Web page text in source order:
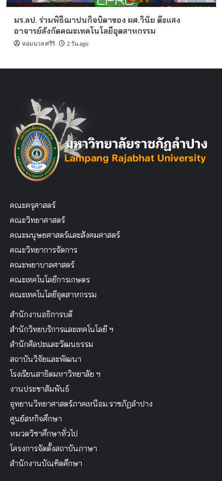
มร.ลป. ร่วมพิธีฌาปนกิจบิดาของ ผศ.วินัย ต๊ะแสง
อาจารย์สังกัดคณะเทคโนโลยีอุตสาหกรรม
หอมนวล ศรีริ 2 วัน ago
คณะครุศาสตร์
คณะวิทยาศาสตร์
คณะมนุษยศาสตร์และสังคมศาสตร์
คณะวิทยาการจัดการ
คณะพยาบาลศาสตร์
คณะเทคโนโลยีการเกษตร
คณะเทคโนโลยีอุตสาหกรรม
สำนักงานอธิการบดี
สำนักวิทยบริการและเทคโนโลยี ฯ
สำนักศิลปะและวัฒนธรรม
สถาบันวิจัยและพัฒนา
โรงเรียนสาธิตมหาวิทยาลัย ฯ
งานประชาสัมพันธ์
อุทยานวิทยาศาสตร์ภาคเหนือม.ราชภัฏลำปาง
ศูนย์สหกิจศึกษา
หมวดวิชาศึกษาทั่วไป
โครงการจัดตั้งสถาบันภาษา
สำนักงานบัณฑิตศึกษา